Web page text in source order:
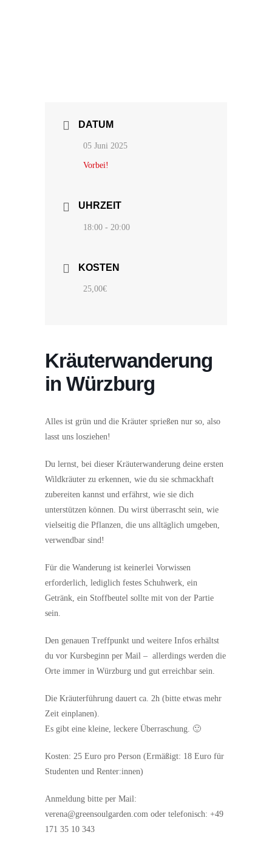
DATUM
05 Juni 2025
Vorbei!
UHRZEIT
18:00 - 20:00
KOSTEN
25,00€
Kräuterwanderung
in Würzburg
Alles ist grün und die Kräuter sprießen nur so, also
lasst uns losziehen!
Du lernst, bei dieser Kräuterwanderung deine ersten
Wildkräuter zu erkennen, wie du sie schmackhaft
zubereiten kannst und erfährst, wie sie dich
unterstützen können. Du wirst überrascht sein, wie
vielseitig die Pflanzen, die uns alltäglich umgeben,
verwendbar sind!
Für die Wanderung ist keinerlei Vorwissen
erforderlich, lediglich festes Schuhwerk, ein
Getränk, ein Stoffbeutel sollte mit von der Partie
sein.
Den genauen Treffpunkt und weitere Infos erhältst
du vor Kursbeginn per Mail – allerdings werden die
Orte immer in Würzburg und gut erreichbar sein.
Die Kräuterführung dauert ca. 2h (bitte etwas mehr
Zeit einplanen).
Es gibt eine kleine, leckere Überraschung. 🙂
Kosten: 25 Euro pro Person (Ermäßigt: 18 Euro für
Studenten und Renter:innen)
Anmeldung bitte per Mail:
verena@greensoulgarden.com oder telefonisch: +49
171 35 10 343